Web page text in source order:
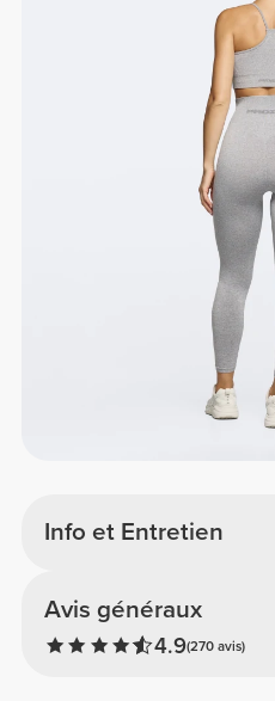
Info et Entretien
Avis généraux
4.9(270 avis)